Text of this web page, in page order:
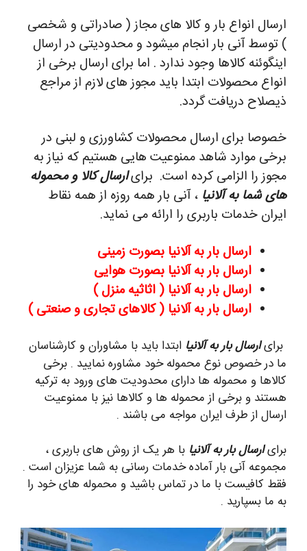
ارسال انواع بار و کالا های مجاز ( صادراتی و شخصی
) توسط آنی بار انجام میشود و محدودیتی در ارسال
اینگوئنه کالاها وجود ندارد . اما برای ارسال برخی از
انواع محصولات ابتدا باید مجوز های لازم از مراجع
ذیصلاح دریافت گردد.
خصوصا برای ارسال محصولات کشاورزی و لبنی در
برخی موارد شاهد ممنوعیت هایی هستیم که نیاز به
مجوز را الزامی کرده است. برایارسال کالا و محموله
های شما به آلانیا ، آنی بار همه روزه از همه نقاط
ایران خدمات باربری را ارائه می نماید.
ارسال بار به آلانیا بصورت زمینی
ارسال بار به آلانیا بصورت هوایی
ارسال بار به آلانیا ( اثاثیه منزل )
ارسال بار به آلانیا ( کالاهای تجاری و صنعتی )
برایارسال بار به آلانیا ابتدا باید با مشاوران و کارشناسان
ما در خصوص نوع محموله خود مشاوره نمایید . برخی
کالاها و محموله ها دارای محدودیت های ورود به ترکیه
هستند و برخی از محموله ها و کالاها نیز با ممنوعیت
ارسال از طرف ایران مواجه می باشند .
برایارسال بار به آلانیا با هر یک از روش های باربری ،
مجموعه آنی بار آماده خدمات رسانی به شما عزیزان است .
فقط کافیست با ما در تماس باشید و محموله های خود را
به ما بسپارید .